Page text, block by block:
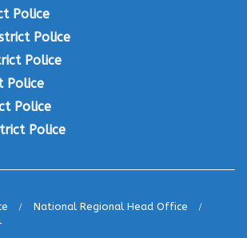
Police
Police
Police
Police
Police
Police
National Regional Head Office